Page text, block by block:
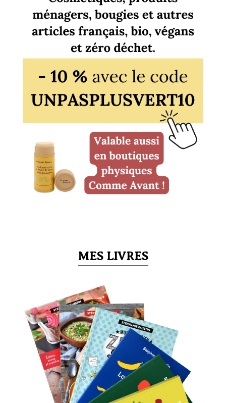
MES LIVRES